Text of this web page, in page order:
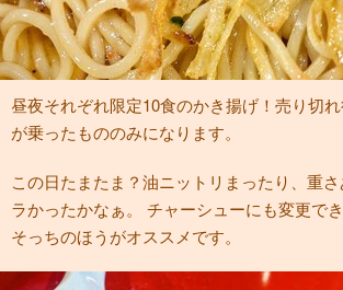
昼夜それぞれ限定10食のかき揚げ！売り切
が乗ったもののみになります。
この日たまたま？油ニットリまったり、重
ラかったかなぁ。 チャーシューにも変更で
そっちのほうがオススメです。